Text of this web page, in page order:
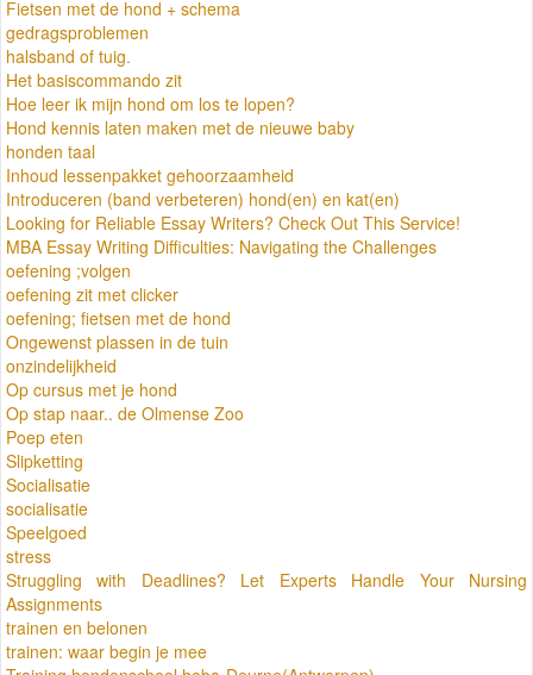
Fietsen met de hond + schema
gedragsproblemen
halsband of tuig.
Het basiscommando zit
Hoe leer ik mijn hond om los te lopen?
Hond kennis laten maken met de nieuwe baby
honden taal
Inhoud lessenpakket gehoorzaamheid
Introduceren (band verbeteren) hond(en) en kat(en)
Looking for Reliable Essay Writers? Check Out This Service!
MBA Essay Writing Difficulties: Navigating the Challenges
oefening ;volgen
oefening zit met clicker
oefening; fietsen met de hond
Ongewenst plassen in de tuin
onzindelijkheid
Op cursus met je hond
Op stap naar.. de Olmense Zoo
Poep eten
Slipketting
Socialisatie
socialisatie
Speelgoed
stress
Struggling with Deadlines? Let Experts Handle Your Nursing
Assignments
trainen en belonen
trainen: waar begin je mee